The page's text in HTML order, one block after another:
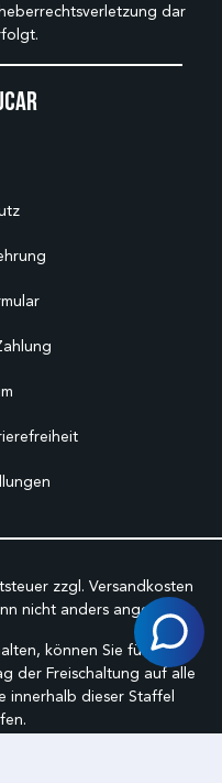
dar
zzgl. Versandkosten
nicht anders angegeben.
können Sie für den
der Freischaltung auf alle
innerhalb dieser Staffel